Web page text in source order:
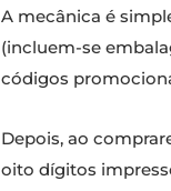
A mecânica é
(incluem-se
códigos
Depois, ao
oito dígitos